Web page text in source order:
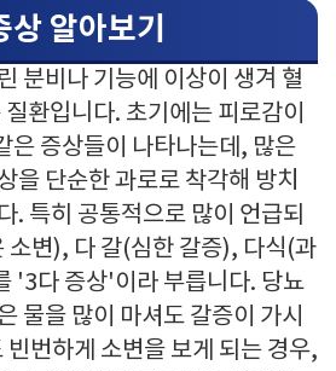
알아보기
분비나 기능에 이상이 생겨 혈
환입니다. 초기에는 피로감이
은 증상들이 나타나는데, 많은
을 단순한 과로로 착각해 방치
. 특히 공통적으로 많이 언급되
소변), 다 갈(심한 갈증), 다식(과
'3다 증상'이라 부릅니다. 당뇨
물을 많이 마셔도 갈증이 가시
번하게 소변을 보게 되는 경우,